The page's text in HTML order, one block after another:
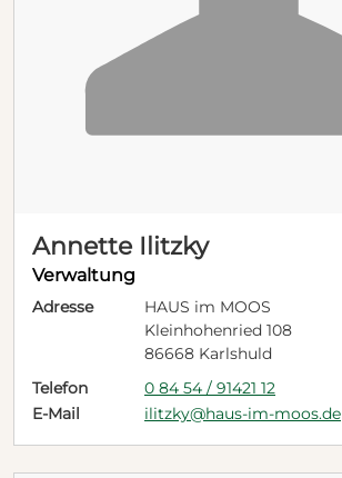
Annette Ilitzky
Verwaltung
Adresse
HAUS im MOOS
Kleinhohenried 108
86668 Karlshuld
Telefon
0 84 54 / 91421 12
E-Mail
ilitzky@haus-im-moos.de